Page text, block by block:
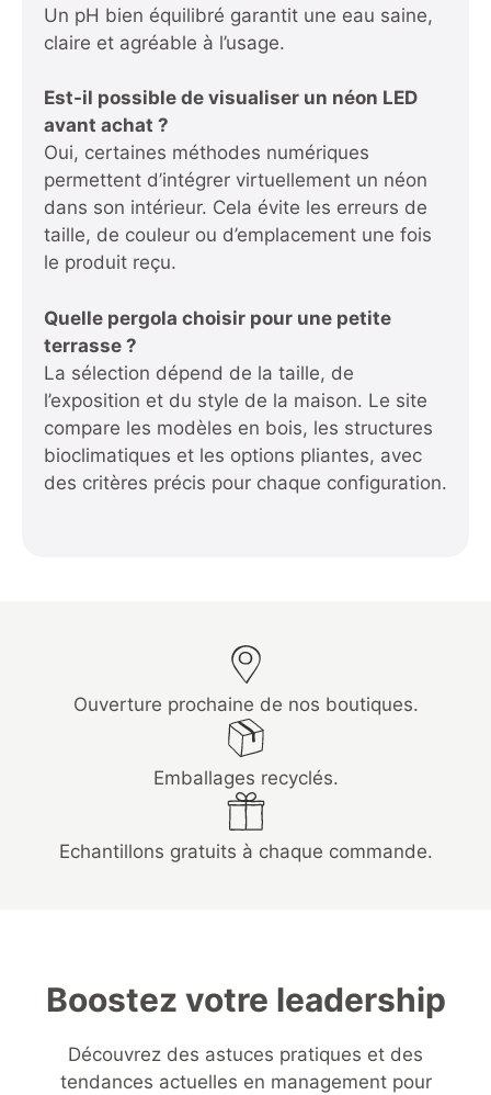
Un pH bien équilibré garantit une eau saine,
claire et agréable à l’usage.
Est-il possible de visualiser un néon LED
avant achat ?
Oui, certaines méthodes numériques
permettent d’intégrer virtuellement un néon
dans son intérieur. Cela évite les erreurs de
taille, de couleur ou d’emplacement une fois
le produit reçu.
Quelle pergola choisir pour une petite
terrasse ?
La sélection dépend de la taille, de
l’exposition et du style de la maison. Le site
compare les modèles en bois, les structures
bioclimatiques et les options pliantes, avec
des critères précis pour chaque configuration.
Ouverture prochaine de nos boutiques.
Emballages recyclés.
Echantillons gratuits à chaque commande.
Boostez votre leadership
Découvrez des astuces pratiques et des
tendances actuelles en management pour